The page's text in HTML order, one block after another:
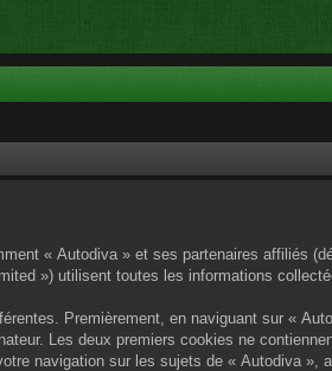
« Autodiva » et ses partenaires affiliés
») utilisent toutes les informations
Premièrement, en naviguant sur «
Les deux premiers cookies ne
navigation sur les sujets de « Autodiva